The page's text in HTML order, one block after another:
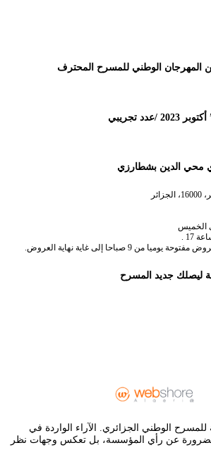
تجريبي
محي الدين بشطارزي
الخميس
من 9 صباحا إلى غاية نهاية العروض.
ليصلك جديد المسرح
الوطني الجزائري. الآراء الواردة في
عن رأي المؤسسة، بل تعكس وجهات نظر